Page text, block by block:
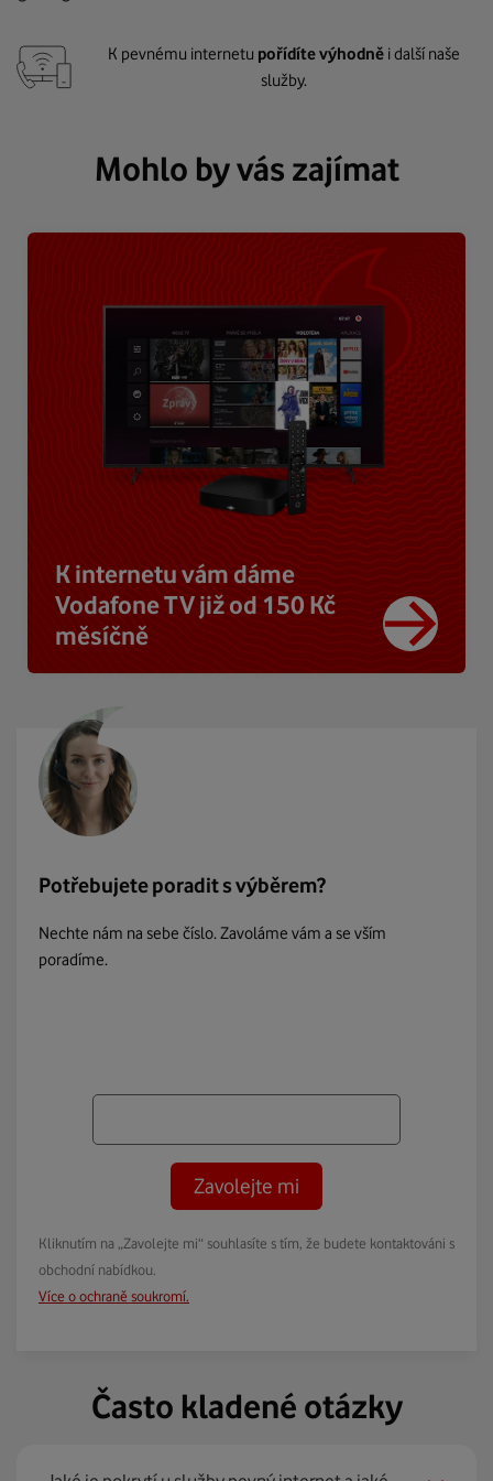
K pevnému internetu pořídíte výhodně i další naše
služby.
Mohlo by vás zajímat
K internetu vám dáme
Vodafone TV již od 150 Kč
měsíčně
Potřebujete poradit s výběrem?
Nechte nám na sebe číslo. Zavoláme vám a se vším
poradíme.
Zavolejte mi
Kliknutím na „Zavolejte mi“ souhlasíte s tím, že budete kontaktováni s
obchodní nabídkou.
Více o ochraně soukromí.
Často kladené otázky